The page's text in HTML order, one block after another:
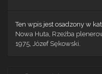
Ten wpis jest osadzony w
Nowa Huta Rzeźba
1975 Józef Sękowski